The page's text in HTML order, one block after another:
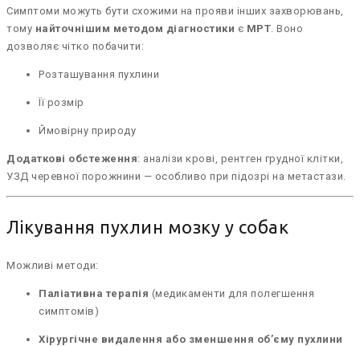
Симптоми можуть бути схожими на прояви інших захворювань,
тому найточнішим методом діагностики є МРТ . Воно
дозволяє чітко побачити:
Розташування пухлини
Її розмір
Ймовірну природу
Додаткові обстеження: аналізи крові, рентген грудної клітки,
УЗД черевної порожнини — особливо при підозрі на метастази.
Лікування пухлин мозку у собак
Можливі методи:
Паліативна терапія (медикаменти для полегшення
симптомів)
Хірургічне видалення або зменшення об’єму пухлини